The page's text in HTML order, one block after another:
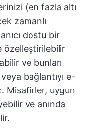
(en fazla altı
zamanlı
dostu bir
özelleştirilebilir
ve bunları
bağlantıyı e-
Misafirler, uygun
ve anında